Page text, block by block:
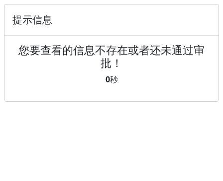
提示信息
您要查看的信息不存在或者还未通过审
批！
0秒